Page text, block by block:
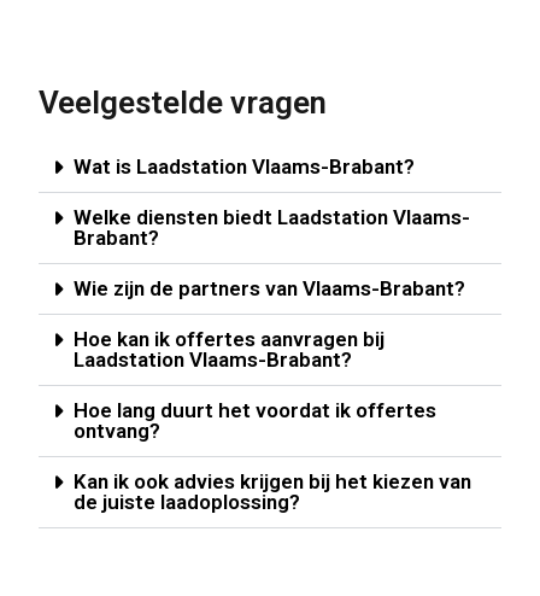
Veelgestelde vragen
Wat is Laadstation Vlaams-Brabant?
Welke diensten biedt Laadstation Vlaams-
Brabant?
Wie zijn de partners van Vlaams-Brabant?
Hoe kan ik offertes aanvragen bij
Laadstation Vlaams-Brabant?
Hoe lang duurt het voordat ik offertes
ontvang?
Kan ik ook advies krijgen bij het kiezen van
de juiste laadoplossing?